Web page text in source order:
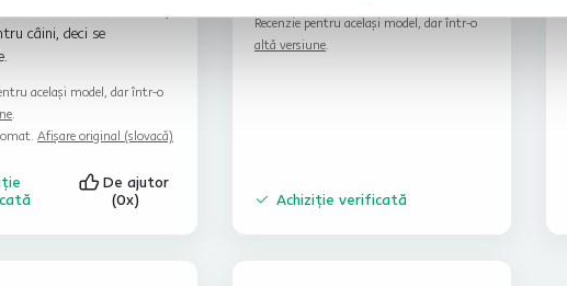
câini, deci se
același model, dar într-o
.
Afișare original (slovacă)
De ajutor
(0x)
Recenzie pentru același model, dar într-o
altă versiune.
Achiziție verificată